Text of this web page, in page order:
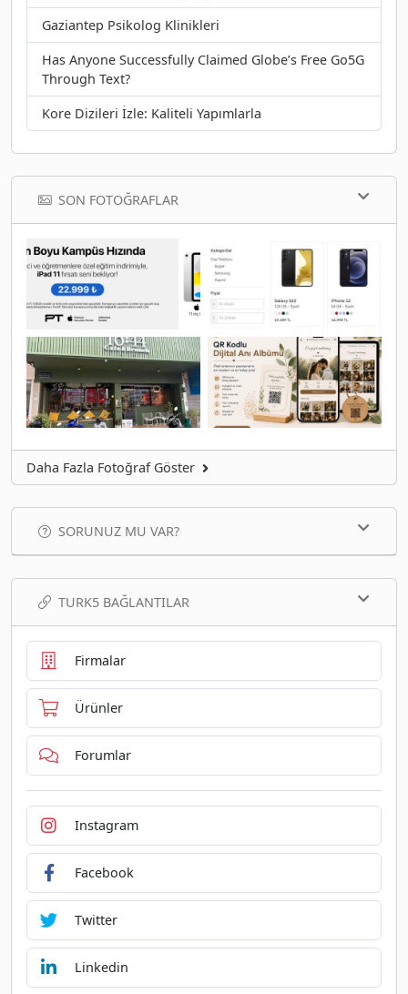
Gaziantep Psikolog Klinikleri
Has Anyone Successfully Claimed Globe’s Free Go5G
Through Text?
Kore Dizileri İzle: Kaliteli Yapımlarla
SON FOTOĞRAFLAR
Daha Fazla Fotoğraf Göster
SORUNUZ MU VAR?
TURK5 BAĞLANTILAR
Firmalar
Ürünler
Forumlar
Instagram
Facebook
Twitter
Linkedin